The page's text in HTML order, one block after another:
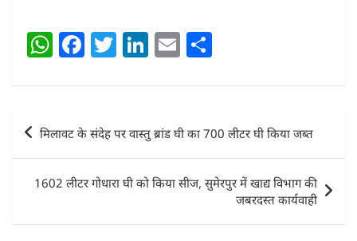
W
at
s
A
p
p
F
c
e
b
o
o
k
T
itt
er
Li
k
e
dI
n
E
ai
l
ar
e
Post
navigation
मिलावट के संदेह पर वास्तु ब्रांड घी का 700 लीटर घी किया जब्त
1602 लीटर गोधारा घी को किया सीज, सुमेरपुर में खाद्य विभाग की
जबरदस्त कार्यवाही